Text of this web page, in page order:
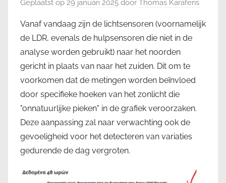
Geplaatst op 29 januari 2025 door Thomas Karaferis
Vanaf vandaag zijn de lichtsensoren (voornamelijk
de LDR, evenals de hulpsensoren die niet in de
analyse worden gebruikt) naar het noorden
gericht in plaats van naar het zuiden. Dit om te
voorkomen dat de metingen worden beïnvloed
door specifieke hoeken van het zonlicht die
"onnatuurlijke pieken" in de grafiek veroorzaken.
Deze aanpassing zal naar verwachting ook de
gevoeligheid voor het detecteren van variaties
gedurende de dag vergroten.